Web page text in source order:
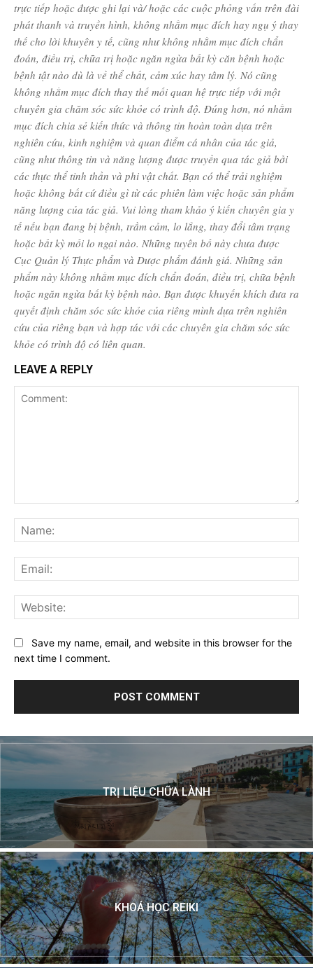
trực tiếp hoặc được ghi lại và/ hoặc các cuộc phỏng vấn trên đài
phát thanh và truyền hình, không nhằm mục đích hay ngụ ý thay
thế cho lời khuyên y tế, cũng như không nhằm mục đích chẩn
đoán, điều trị, chữa trị hoặc ngăn ngừa bất kỳ căn bệnh hoặc
bệnh tật nào dù là về thể chất, cảm xúc hay tâm lý. Nó cũng
không nhằm mục đích thay thế mối quan hệ trực tiếp với một
chuyên gia chăm sóc sức khỏe có trình độ. Đúng hơn, nó nhằm
mục đích chia sẻ kiến ​​thức và thông tin hoàn toàn dựa trên
nghiên cứu, kinh nghiệm và quan điểm cá nhân của tác giả,
cũng như thông tin và năng lượng được truyền qua tác giả bởi
các thực thể tinh thần và phi vật chất. Bạn có thể trải nghiệm
hoặc không bất cứ điều gì từ các phiên làm việc hoặc sản phẩm
năng lượng của tác giả. Vui lòng tham khảo ý kiến ​​chuyên gia y
tế nếu bạn đang bị bệnh, trầm cảm, lo lắng, thay đổi tâm trạng
hoặc bất kỳ mối lo ngại nào. Những tuyên bố này chưa được
Cục Quản lý Thực phẩm và Dược phẩm đánh giá. Những sản
phẩm này không nhằm mục đích chẩn đoán, điều trị, chữa bệnh
hoặc ngăn ngừa bất kỳ bệnh nào. Bạn được khuyến khích đưa ra
quyết định chăm sóc sức khỏe của riêng mình dựa trên nghiên
cứu của riêng bạn và hợp tác với các chuyên gia chăm sóc sức
khỏe có trình độ có liên quan.
LEAVE A REPLY
Save my name, email, and website in this browser for the
next time I comment.
TRỊ LIỆU CHỮA LÀNH
KHOÁ HỌC REIKI